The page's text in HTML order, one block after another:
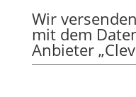
Wir
mit dem
Anbieter